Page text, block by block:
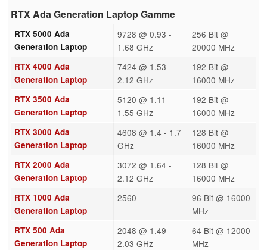
RTX Ada Generation Laptop Gamme
RTX 5000 Ada
Generation Laptop
9728 @ 0.93 -
1.68 GHz
256 Bit @
20000 MHz
RTX 4000 Ada
Generation Laptop
7424 @ 1.53 -
2.12 GHz
192 Bit @
16000 MHz
RTX 3500 Ada
Generation Laptop
5120 @ 1.11 -
1.55 GHz
192 Bit @
16000 MHz
RTX 3000 Ada
Generation Laptop
4608 @ 1.4 - 1.7
GHz
128 Bit @
16000 MHz
RTX 2000 Ada
Generation Laptop
3072 @ 1.64 -
2.12 GHz
128 Bit @
16000 MHz
RTX 1000 Ada
Generation Laptop
2560
96 Bit @ 16000
MHz
RTX 500 Ada
Generation Laptop
2048 @ 1.49 -
2.03 GHz
64 Bit @ 12000
MHz